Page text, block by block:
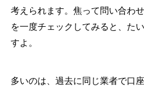
考えられます。焦って問い合わ
を一度チェックしてみると、た
すよ。
多いのは、過去に同じ業者で口